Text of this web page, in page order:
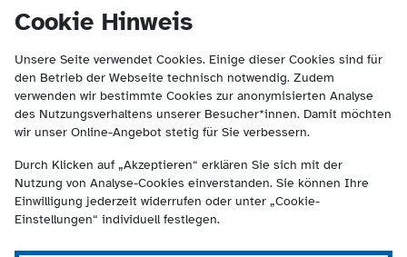
Cookie Hinweis
Unsere Seite verwendet Cookies. Einige dieser Cookies sind für
den Betrieb der Webseite technisch notwendig. Zudem
verwenden wir bestimmte Cookies zur anonymisierten Analyse
des Nutzungsverhaltens unserer Besucher*innen. Damit möchten
wir unser Online-Angebot stetig für Sie verbessern.
Durch Klicken auf „Akzeptieren“ erklären Sie sich mit der
Nutzung von Analyse-Cookies einverstanden. Sie können Ihre
Einwilligung jederzeit widerrufen oder unter „Cookie-
Einstellungen“ individuell festlegen.
springen
(Kontakt und Suche) springen.